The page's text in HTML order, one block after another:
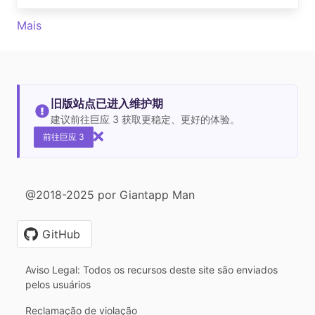
Mais
旧版站点已进入维护期
建议前往巨应 3 获取更稳定、更好的体验。
前往巨应 3
@2018-2025 por Giantapp Man
GitHub
Aviso Legal: Todos os recursos deste site são enviados
pelos usuários
Reclamação de violação